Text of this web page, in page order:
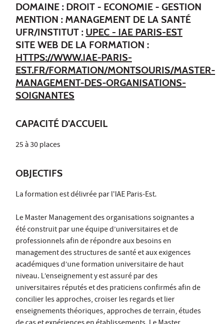
DOMAINE : DROIT - ECONOMIE - GESTION
MENTION : MANAGEMENT DE LA SANTÉ
UFR/INSTITUT : UPEC - IAE PARIS-EST
SITE WEB DE LA FORMATION :
HTTPS://WWW.IAE-PARIS-
EST.FR/FORMATION/MONTSOURIS/MASTER-
MANAGEMENT-DES-ORGANISATIONS-
SOIGNANTES
CAPACITÉ D'ACCUEIL
25 à 30 places
OBJECTIFS
La formation est délivrée par l'IAE Paris-Est.
Le Master Management des organisations soignantes a
été construit par une équipe d’universitaires et de
professionnels afin de répondre aux besoins en
management des structures de santé et aux exigences
académiques d’une formation universitaire de haut
niveau. L’enseignement y est assuré par des
universitaires réputés et des praticiens confirmés afin de
concilier les approches, croiser les regards et lier
enseignements théoriques, approches de terrain, études